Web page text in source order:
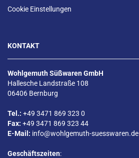
Cookie Einstellungen
KONTAKT
Wohlgemuth Süßwaren GmbH
Hallesche Landstraße 108
06406 Bernburg
Tel.: +49 3471 869 323 0
Fax: +49 3471 869 323 44
E-Mail: info@wohlgemuth-suesswaren.de
Geschäftszeiten: